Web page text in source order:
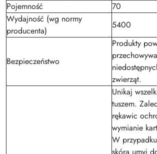
Pojemność
70
Wydajność (wg normy
producenta)
5400
Bezpieczeństwo
Produkty
zwierząt.
Unikaj
tuszem.
rękawic
wymianie
W